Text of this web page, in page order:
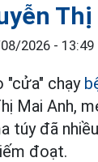
Thị
2026 - 13:49
"cửa" chạy
Mai Anh,
túy đã
đoạt.